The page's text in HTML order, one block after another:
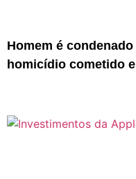
Homem é
homicídio cometido